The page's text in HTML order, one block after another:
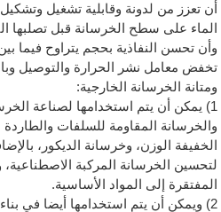
أن تعزز من لدونة وقابلية تشغيل
الماء على سطح الخرسانة قبل تصلبها
تخفض معامل نشر الحرارة والتوصيل
ومتانة الخرسانة الخارجية:
1) يمكن أن يتم استخدامها لصناعة
والخرسانة المقاومة للسلفات والطاردة
الخفيفة الوزن، وخرسانة الديكور،
لتحسين الخرسانة المركبة الاصطناعية،
المفتقرة إلى المواد الأساسية.
2) ويمكن أن يتم استخدامها أيضا في